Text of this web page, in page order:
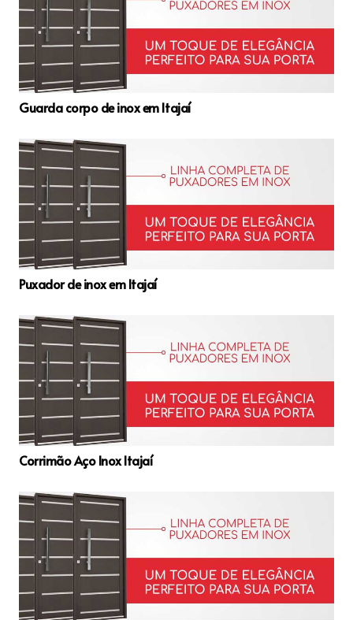
Guarda corpo de inox em Itajaí
Puxador de inox em Itajaí
Corrimão Aço Inox Itajaí